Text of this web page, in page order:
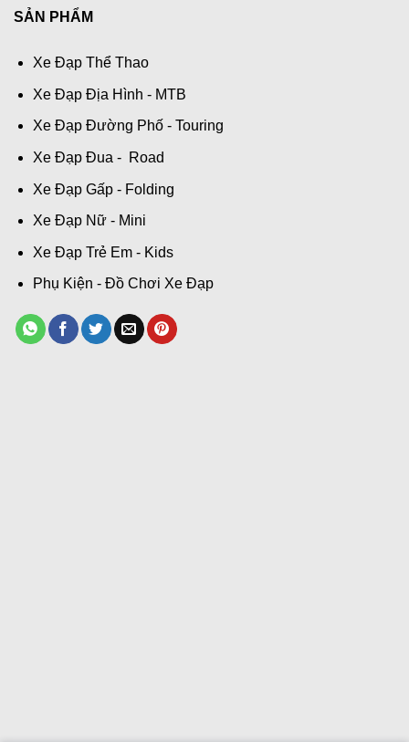
SẢN PHẨM
Xe Đạp Thể Thao
Xe Đạp Địa Hình - MTB
Xe Đạp Đường Phố - Touring
Xe Đạp Đua - Road
Xe Đạp Gấp - Folding
Xe Đạp Nữ - Mini
Xe Đạp Trẻ Em - Kids
Phụ Kiện - Đồ Chơi Xe Đạp